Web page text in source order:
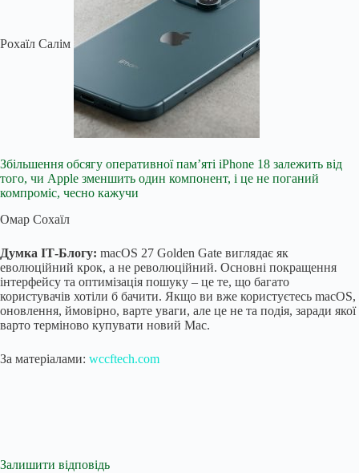
Рохаїл Салім
Збільшення обсягу оперативної пам’яті iPhone 18 залежить від
того, чи Apple зменшить один компонент, і це не поганий
компроміс, чесно кажучи
Омар Сохаїл
Думка ІТ-Блогу: macOS 27 Golden Gate виглядає як
еволюційний крок, а не революційний. Основні покращення
інтерфейсу та оптимізація пошуку – це те, що багато
користувачів хотіли б бачити. Якщо ви вже користуєтесь macOS,
оновлення, ймовірно, варте уваги, але це не та подія, заради якої
варто терміново купувати новий Mac.
За матеріалами: wccftech.com
Залишити відповідь